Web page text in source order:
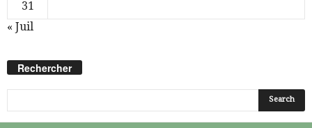
31
« Juil
Rechercher